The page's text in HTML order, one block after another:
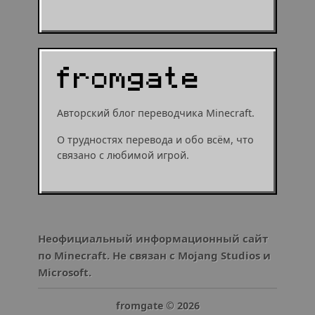
Авторский блог переводчика Minecraft.
О трудностях перевода и обо всём, что
связано с любимой игрой.
Неофициальный информационный сайт
по Minecraft. Не связан с Mojang Studios и
Microsoft.
fromgate © 2026